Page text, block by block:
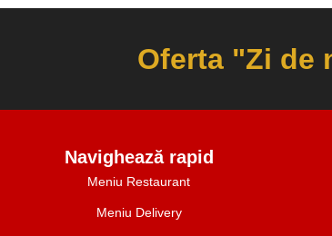
Oferta "Zi de
Navighează rapid
Meniu Restaurant
Meniu Delivery